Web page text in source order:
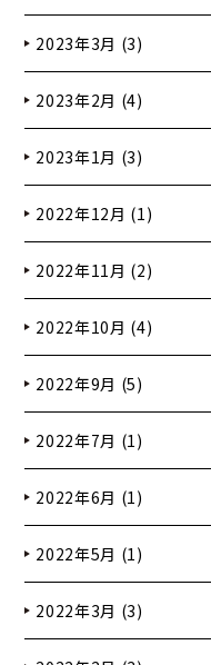
2023年3月 (3)
2023年2月 (4)
2023年1月 (3)
2022年12月 (1)
2022年11月 (2)
2022年10月 (4)
2022年9月 (5)
2022年7月 (1)
2022年6月 (1)
2022年5月 (1)
2022年3月 (3)